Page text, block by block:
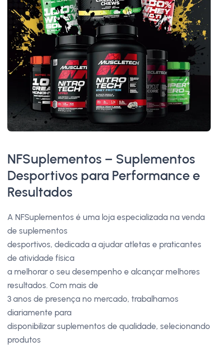
NFSuplementos – Suplementos
Desportivos para Performance e
Resultados
A NFSuplementos é uma loja especializada na venda
de suplementos
desportivos, dedicada a ajudar atletas e praticantes
de atividade física
a melhorar o seu desempenho e alcançar melhores
resultados. Com mais de
3 anos de presença no mercado, trabalhamos
diariamente para
disponibilizar suplementos de qualidade, selecionando
produtos